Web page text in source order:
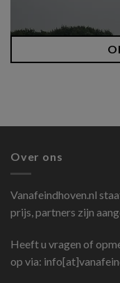
Over ons
Vanafeindhoven.nl
prijs, partners zijn
Heeft u vragen of
op via: